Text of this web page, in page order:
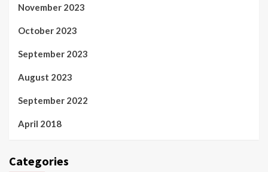
November 2023
October 2023
September 2023
August 2023
September 2022
April 2018
Categories